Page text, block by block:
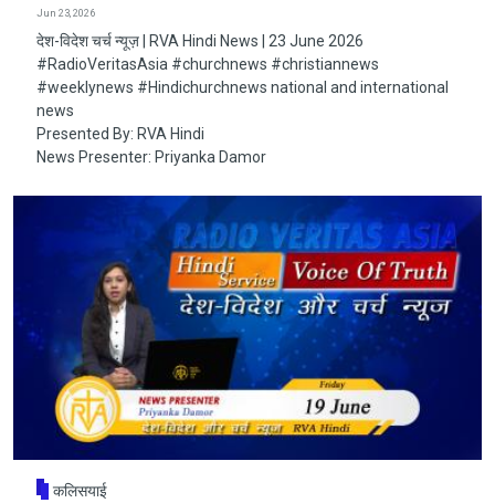
Jun 23, 2026
देश-विदेश चर्च न्यूज़ | RVA Hindi News | 23 June 2026
#RadioVeritasAsia​​​​​ #churchnews​​​​​ #christiannews​​​​​
#weeklynews​ #Hindichurchnews national and international
news
Presented By: RVA Hindi
News Presenter: Priyanka Damor
कलिसयाई